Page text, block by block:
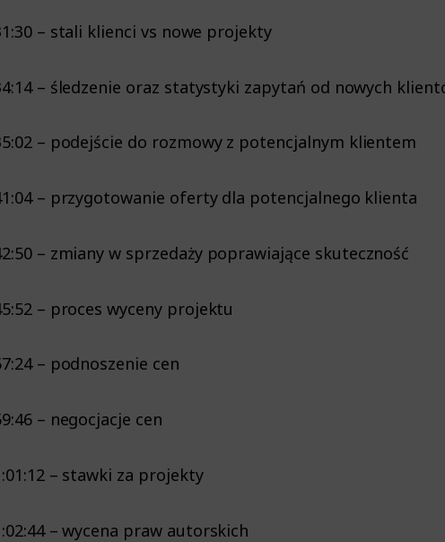
– stali klienci vs nowe projekty
– śledzenie oraz statystyki zapytań od nowych
– podejście do rozmowy z potencjalnym klientem
– przygotowanie oferty dla potencjalnego klienta
– zmiany w sprzedaży poprawiające skuteczność
– proces wyceny projektu
– podnoszenie cen
– negocjacje cen
– stawki za projekty
– wycena praw autorskich